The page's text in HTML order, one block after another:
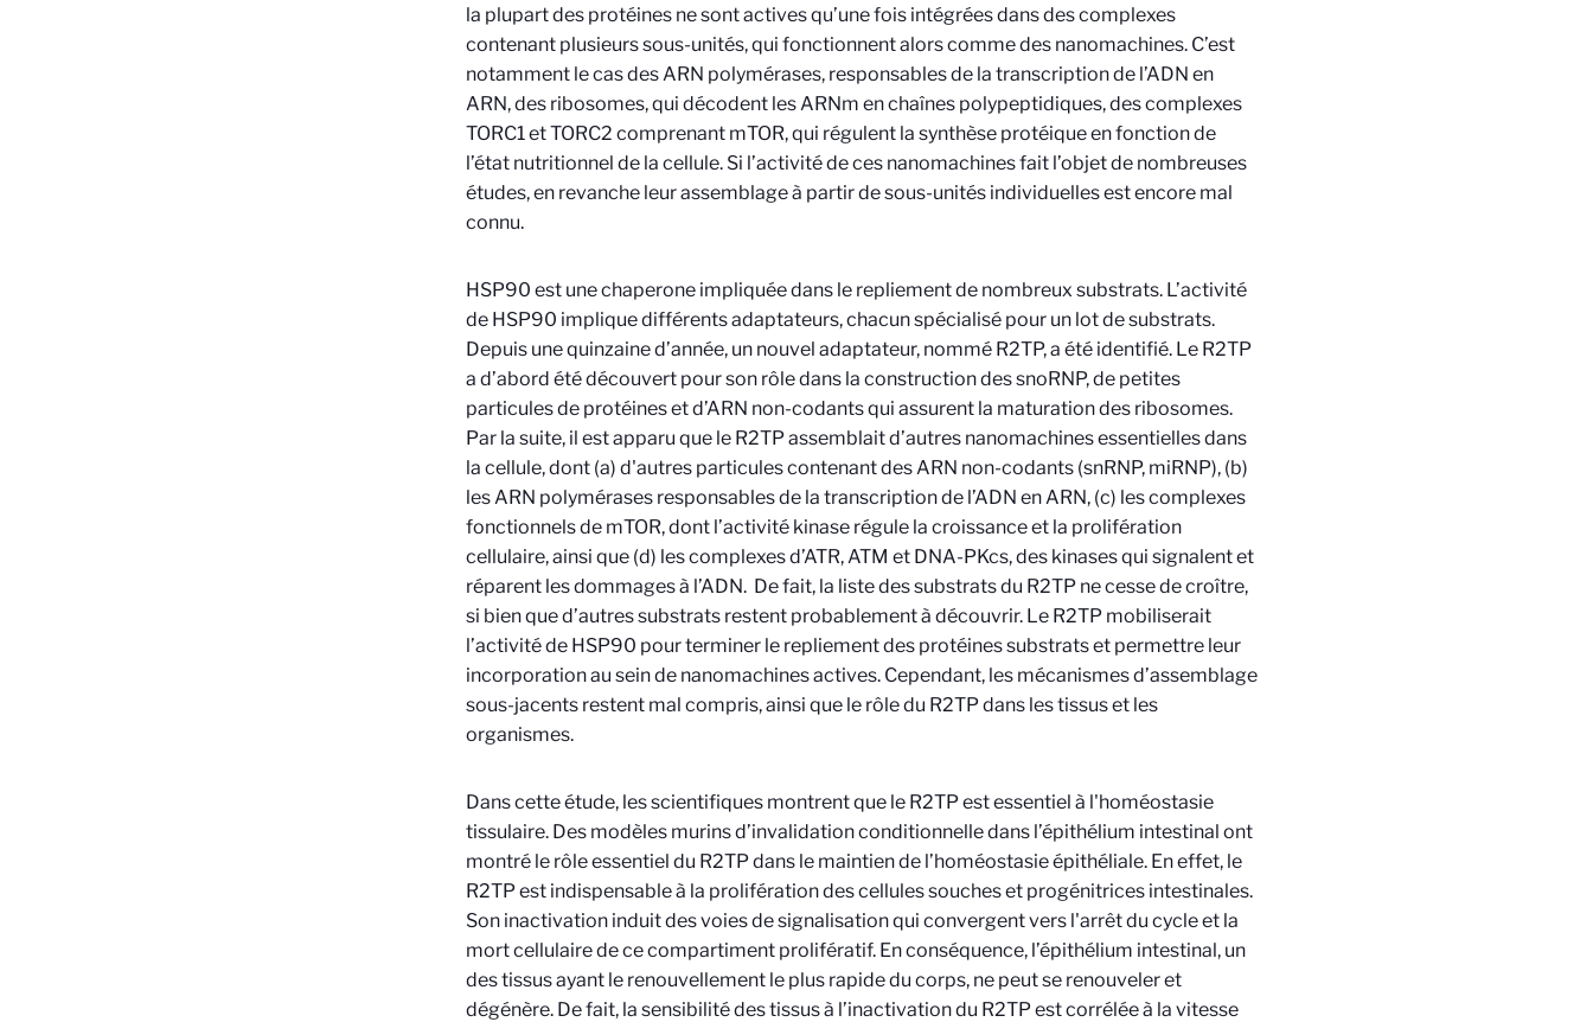
la plupart des protéines ne sont actives qu’une fois intégrées dans des complexes
contenant plusieurs sous-unités, qui fonctionnent alors comme des nanomachines. C’est
notamment le cas des ARN polymérases, responsables de la transcription de l’ADN en
ARN, des ribosomes, qui décodent les ARNm en chaînes polypeptidiques, des complexes
TORC1 et TORC2 comprenant mTOR, qui régulent la synthèse protéique en fonction de
l’état nutritionnel de la cellule. Si l’activité de ces nanomachines fait l’objet de nombreuses
études, en revanche leur assemblage à partir de sous-unités individuelles est encore mal
connu.
HSP90 est une chaperone impliquée dans le repliement de nombreux substrats. L’activité
de HSP90 implique différents adaptateurs, chacun spécialisé pour un lot de substrats.
Depuis une quinzaine d’année, un nouvel adaptateur, nommé R2TP, a été identifié. Le R2TP
a d’abord été découvert pour son rôle dans la construction des snoRNP, de petites
particules de protéines et d’ARN non-codants qui assurent la maturation des ribosomes.
Par la suite, il est apparu que le R2TP assemblait d’autres nanomachines essentielles dans
la cellule, dont (a) d'autres particules contenant des ARN non-codants (snRNP, miRNP), (b)
les ARN polymérases responsables de la transcription de l’ADN en ARN, (c) les complexes
fonctionnels de mTOR, dont l’activité kinase régule la croissance et la prolifération
cellulaire, ainsi que (d) les complexes d’ATR, ATM et DNA-PKcs, des kinases qui signalent et
réparent les dommages à l’ADN. De fait, la liste des substrats du R2TP ne cesse de croître,
si bien que d’autres substrats restent probablement à découvrir. Le R2TP mobiliserait
l’activité de HSP90 pour terminer le repliement des protéines substrats et permettre leur
incorporation au sein de nanomachines actives. Cependant, les mécanismes d’assemblage
sous-jacents restent mal compris, ainsi que le rôle du R2TP dans les tissus et les
organismes.
Dans cette étude, les scientifiques montrent que le R2TP est essentiel à l'homéostasie
tissulaire. Des modèles murins d’invalidation conditionnelle dans l’épithélium intestinal ont
montré le rôle essentiel du R2TP dans le maintien de l’homéostasie épithéliale. En effet, le
R2TP est indispensable à la prolifération des cellules souches et progénitrices intestinales.
Son inactivation induit des voies de signalisation qui convergent vers l'arrêt du cycle et la
mort cellulaire de ce compartiment prolifératif. En conséquence, l’épithélium intestinal, un
des tissus ayant le renouvellement le plus rapide du corps, ne peut se renouveler et
dégénère. De fait, la sensibilité des tissus à l’inactivation du R2TP est corrélée à la vitesse